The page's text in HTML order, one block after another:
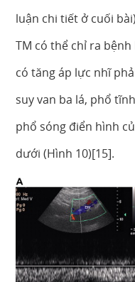
luận chi tiết ở cuối
TM có thể chỉ ra
có tăng áp lực nhĩ
suy van ba lá, phổ
phổ sóng điển hình
dưới (Hình 10)[15].